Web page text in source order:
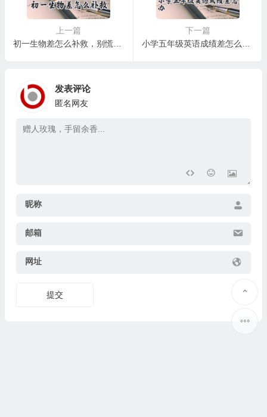
上一篇
初一生物差怎么补救，别慌，这些方法帮你重拾信心！
下一篇
小学五年级英语成绩差怎么办？别慌，这些方法助你提升！
发表评论
匿名网友
昵称
邮箱
网址
提交